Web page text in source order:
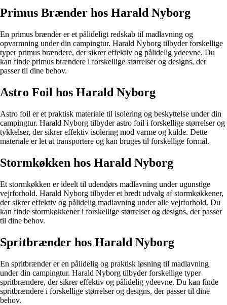
Primus Brænder hos Harald Nyborg
En primus brænder er et pålideligt redskab til madlavning og
opvarmning under din campingtur. Harald Nyborg tilbyder forskellige
typer primus brændere, der sikrer effektiv og pålidelig ydeevne. Du
kan finde primus brændere i forskellige størrelser og designs, der
passer til dine behov.
Astro Foil hos Harald Nyborg
Astro foil er et praktisk materiale til isolering og beskyttelse under din
campingtur. Harald Nyborg tilbyder astro foil i forskellige størrelser og
tykkelser, der sikrer effektiv isolering mod varme og kulde. Dette
materiale er let at transportere og kan bruges til forskellige formål.
Stormkøkken hos Harald Nyborg
Et stormkøkken er ideelt til udendørs madlavning under ugunstige
vejrforhold. Harald Nyborg tilbyder et bredt udvalg af stormkøkkener,
der sikrer effektiv og pålidelig madlavning under alle vejrforhold. Du
kan finde stormkøkkener i forskellige størrelser og designs, der passer
til dine behov.
Spritbrænder hos Harald Nyborg
En spritbrænder er en pålidelig og praktisk løsning til madlavning
under din campingtur. Harald Nyborg tilbyder forskellige typer
spritbrændere, der sikrer effektiv og pålidelig ydeevne. Du kan finde
spritbrændere i forskellige størrelser og designs, der passer til dine
behov.